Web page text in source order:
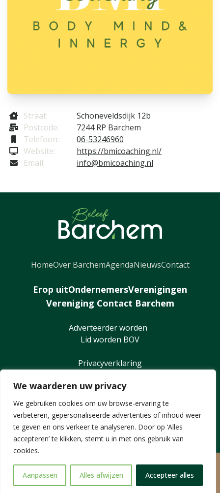
We waarderen uw privacy
We gebruiken cookies om uw browse-ervaring te
verbeteren, gepersonaliseerde advertenties of inhoud weer
te geven en ons verkeer te analyseren. Door op ‘Alles
accepteren’ te klikken, stemt u in met ons gebruik van
cookies.
Aanpassen Alles afwijzen Accepteer alles
Straat:
Schoneveldsdijk 12b
Postcode:
7244 RP Barchem
Telefoon:
06-53246960
Website:
https://bmicoaching.nl/
Email:
info@bmicoaching.nl
HomeOver BarchemAgendaNieuwsContact
Erop uitOndernemersVerenigingen
Vereniging Contact Barchem
Adverteerder worden
Lid worden BOV
Privacyverklaring
© 2026,Barchem
By Sitework